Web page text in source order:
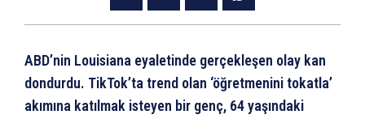
ABD’nin Louisiana eyaletinde gerçekleşen olay kan
dondurdu. TikTok’ta trend olan ‘öğretmenini tokatla’
akımına katılmak isteyen bir genç, 64 yaşındaki